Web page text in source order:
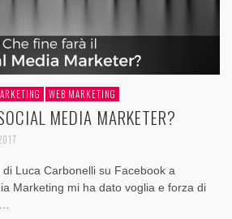
WEB MARKETING
MEDIA MARKETER?
Luca Carbonelli su Facebook a
Marketing mi ha dato voglia e forza di